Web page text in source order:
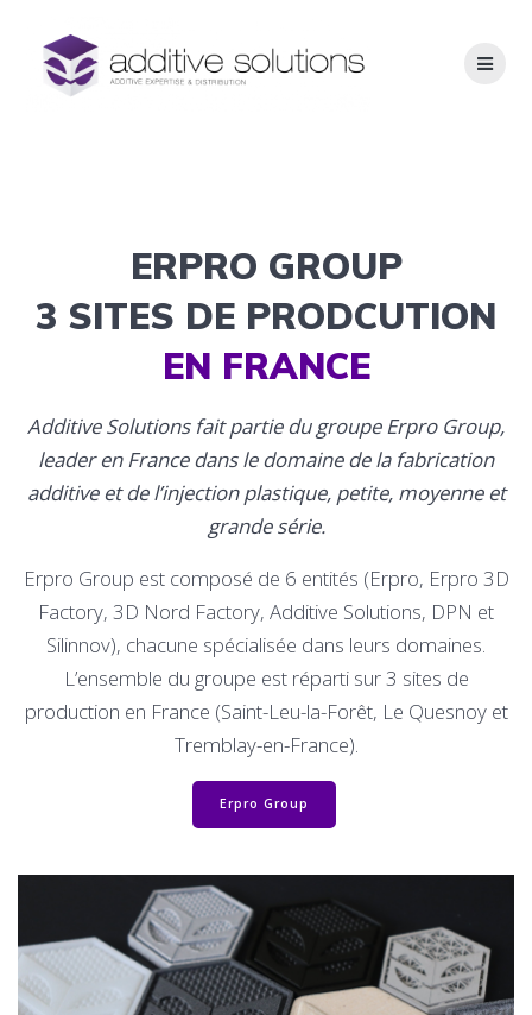
content
Additive Expertise & Distribution
ERPRO GROUP
3 SITES DE PRODCUTION
EN FRANCE
Additive Solutions fait partie du groupe Erpro Group,
leader en France dans le domaine de la fabrication
additive et de l’injection plastique, petite, moyenne et
grande série.
Erpro Group est composé de 6 entités (Erpro, Erpro 3D
Factory, 3D Nord Factory, Additive Solutions, DPN et
Silinnov), chacune spécialisée dans leurs domaines.
L’ensemble du groupe est réparti sur 3 sites de
production en France (Saint-Leu-la-Forêt, Le Quesnoy et
Tremblay-en-France).
Erpro Group